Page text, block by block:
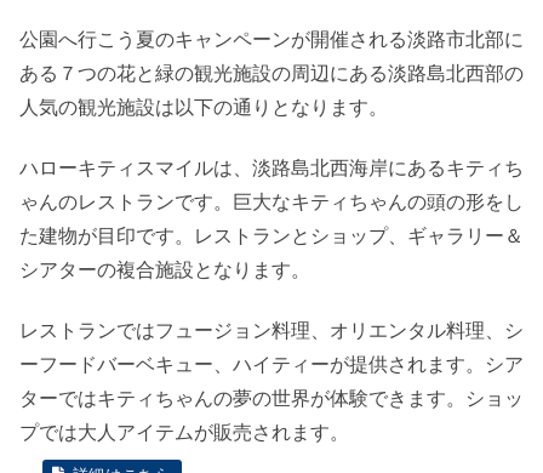
公園へ行こう夏のキャンペーンが開催される淡路市北部に
ある７つの花と緑の観光施設の周辺にある淡路島北西部の
人気の観光施設は以下の通りとなります。
ハローキティスマイルは、淡路島北西海岸にあるキティち
ゃんのレストランです。巨大なキティちゃんの頭の形をし
た建物が目印です。レストランとショップ、ギャラリー＆
シアターの複合施設となります。
レストランではフュージョン料理、オリエンタル料理、シ
ーフードバーベキュー、ハイティーが提供されます。シア
ターではキティちゃんの夢の世界が体験できます。ショッ
プでは大人アイテムが販売されます。